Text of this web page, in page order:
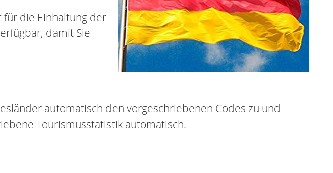
für die Einhaltung der
damit Sie
automatisch den vorgeschriebenen Codes zu und
Tourismusstatistik automatisch.